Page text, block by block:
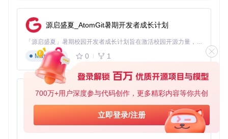
700万+用户深度参与代码创作，更多精彩内容等你共创
立即登录/注册
接口完成登录
4. 性能优化阶段
通过[tests/test_video.cpp]进行压力测试后，可调整以下参
降低扫描频率至15fps（低配电脑适用）
启用"区域聚焦"功能（[src/Core/ScreenScan.h]）
配置GPU加速解码（需NVIDIA显卡支持）
📈 效能验证：多维度性能评估
源启盛夏_AtomGit暑期开发者成长计划
「源启盛夏」暑期校园开发者成长计划旨在激活校园开源力量，通过积分激励、认证扶持、资源倾斜等形式，引导高校组织和开发者完成「入驻 — 建项目 — 做贡献 — 获认证 — 得资源」的完整闭环。无论你是想带领社团入驻平台的组织者，还是希望用代码贡献证明自己的开发者，都能在这里找到属于你的成长路径。
Markdown
0 1
py-xiaozhi
基于Python的Xiaozhi AI，适用于想要完整Xiaozhi体验而无需拥有专用硬件的用户。
Python
0 1